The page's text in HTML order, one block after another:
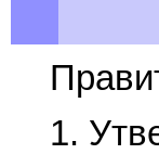
1.